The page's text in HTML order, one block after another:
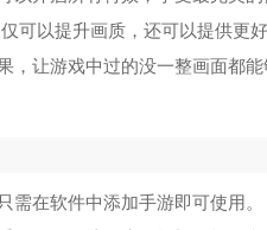
可以提升画质，还可以提供更
，让游戏中过的没一整画面都
需在软件中添加手游即可使用。